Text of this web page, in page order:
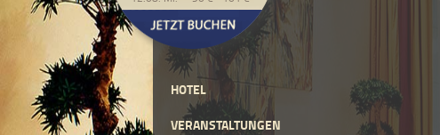
HOTEL
VERANSTALTUNGEN